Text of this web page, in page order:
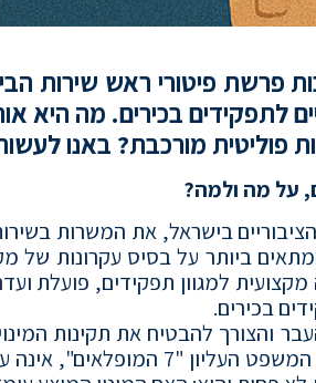
פרשת פיטורי ראש שירות
לתפקידים בכירים. מה
פוליטית מורכבת? באנו
על מה ולמה?
בישראל, את המשרות
ביותר על בסיס עקרונות של
למגוון תפקידים, פועלת
בכירים.
והצורך להבטיח את תקינות
שכינה אותם לאחרונה נשיא